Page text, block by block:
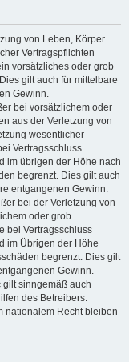
von Leben, Körper
Vertragspflichten
vorsätzliches oder grob
gilt auch für mittelbare
Gewinn.
bei vorsätzlichem oder
aus der Verletzung von
wesentlicher
Vertragsschluss
im übrigen der Höhe nach
begrenzt. Dies gilt auch
entgangenen Gewinn.
bei der Verletzung von
oder grob
bei Vertragsschluss
im Übrigen der Höhe
begrenzt. Dies gilt
Gewinn.
gilt sinngemäß auch
des Betreibers.
nationalem Recht bleiben